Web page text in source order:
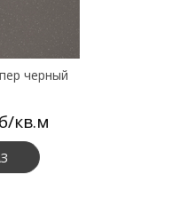
черный
кв.м